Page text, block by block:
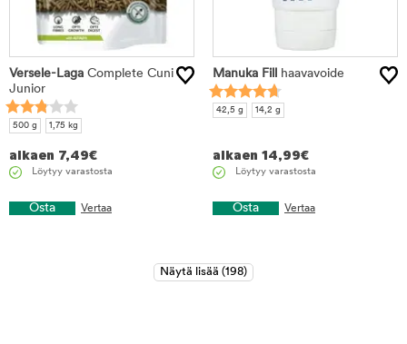
Versele-Laga Complete Cuni
Junior
500 g 1,75 kg
alkaen 7,49€
Löytyy varastosta
Osta Vertaa
Manuka Fill haavavoide
42,5 g 14,2 g
alkaen 14,99€
Löytyy varastosta
Osta Vertaa